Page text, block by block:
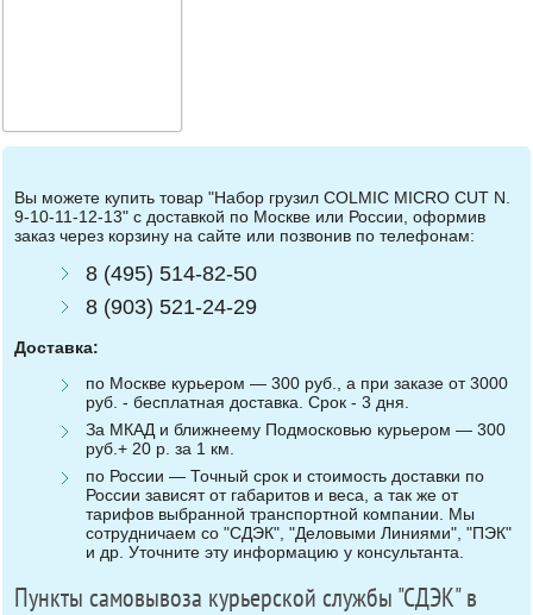
Вы можете купить товар "Набор грузил COLMIC MICRO CUT N.
9-10-11-12-13" с доставкой по Москве или России, оформив
заказ через корзину на сайте или позвонив по телефонам:
8 (495) 514-82-50
8 (903) 521-24-29
Доставка:
по Москве курьером — 300 руб., а при заказе от 3000
руб. - бесплатная доставка. Срок - 3 дня.
За МКАД и ближнеему Подмосковью курьером — 300
руб.+ 20 р. за 1 км.
по России — Точный срок и стоимость доставки по
России зависят от габаритов и веса, а так же от
тарифов выбранной транспортной компании. Мы
сотрудничаем со "СДЭК", "Деловыми Линиями", "ПЭК"
и др. Уточните эту информацию у консультанта.
Пункты самовывоза курьерской службы "СДЭК" в